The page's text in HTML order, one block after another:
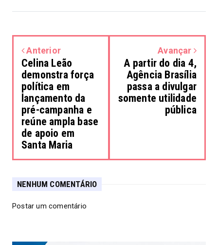
Anterior
Celina Leão
demonstra força
política em
lançamento da
pré-campanha e
reúne ampla base
de apoio em
Santa Maria
Avançar
A partir do dia 4,
Agência Brasília
passa a divulgar
somente utilidade
pública
NENHUM COMENTÁRIO
Postar um comentário